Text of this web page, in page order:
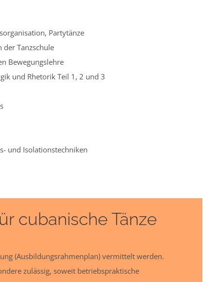
Partytänze
der Tanzschule
Bewegungslehre
und Rhetorik Teil 1, 2 und 3
und Isolationstechniken
cubanische Tänze
(Ausbildungsrahmenplan) vermittelt werden.
zulässig, soweit betriebspraktische